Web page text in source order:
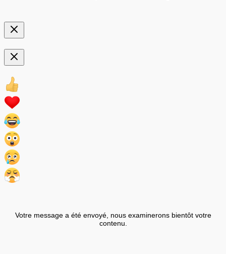
Votre message a été envoyé, nous examinerons bientôt votre
contenu.